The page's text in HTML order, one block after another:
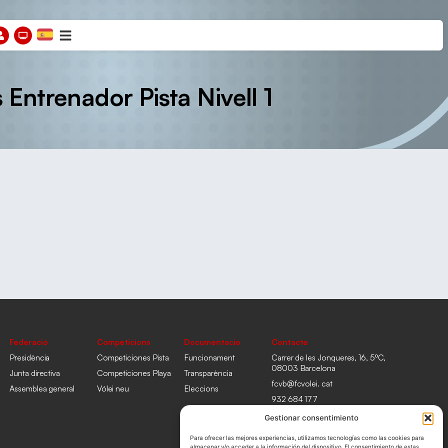
Gestionar consentimiento
Para ofrecer las mejores experiencias, utilizamos tecnologías como las cookies para
Entrenador Pista Nivell 1
Federació
Presidència
Junta directiva
Assemblea general
Competicions
Competiciones Pista
Competiciones Playa
Vólei neu
Documentacio
Funcionament
Transparència
Eleccions
Contacte
Carrer de les Jonqueres, 16, 5ºC,
08003 Barcelona
fcvb@fcvolei. cat
932 684 177